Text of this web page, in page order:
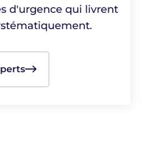
d'urgence qui livrent